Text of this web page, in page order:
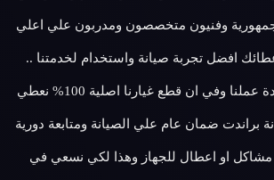
وفنيون متخصصون ومدربون علي اعلي
افضل تجربة صيانة واستخدام لخدمتنا ..
وبسبب ثقتنا في جودة عملنا وفي ان قطع غيارنا اصلية 100% نعطي
براندت ضمان عام علي الصيانة ومتابعة دورية
او اعطال للجهاز وهذا لكي نسعي في